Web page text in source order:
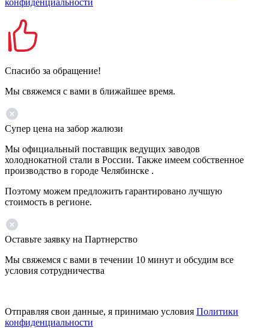
конфиденциальности
Спасибо за обращение!
Мы свяжемся с вами в ближайшее время.
Супер цена на забор жалюзи
Мы официальный поставщик ведущих заводов
холоднокатной стали в России. Также имеем собственное
производство в городе Челябинске .
Поэтому можем предложить гарантировано лучшую
стоимость в регионе.
Оставьте заявку на Партнерство
Мы свяжемся с вами в течении 10 минут и обсудим все
условия сотрудничества
Отправляя свои данные, я принимаю условия Политики
конфиденциальности